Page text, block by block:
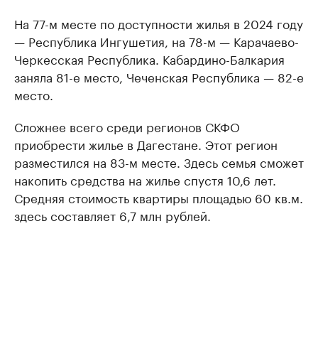
На 77-м месте по доступности жилья в 2024 году
— Республика Ингушетия, на 78-м — Карачаево-
Черкесская Республика. Кабардино-Балкария
заняла 81-е место, Чеченская Республика — 82-е
место.
Сложнее всего среди регионов СКФО
приобрести жилье в Дагестане. Этот регион
разместился на 83-м месте. Здесь семья сможет
накопить средства на жилье спустя 10,6 лет.
Средняя стоимость квартиры площадью 60 кв.м.
здесь составляет 6,7 млн рублей.